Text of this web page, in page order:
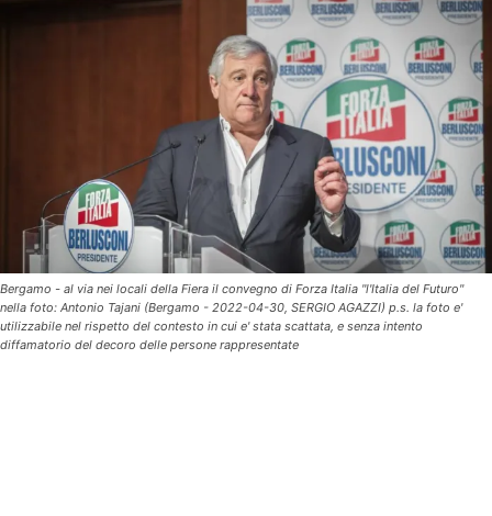
Bergamo - al via nei locali della Fiera il convegno di Forza Italia "l'Italia del Futuro"
nella foto: Antonio Tajani (Bergamo - 2022-04-30, SERGIO AGAZZI) p.s. la foto e'
utilizzabile nel rispetto del contesto in cui e' stata scattata, e senza intento
diffamatorio del decoro delle persone rappresentate